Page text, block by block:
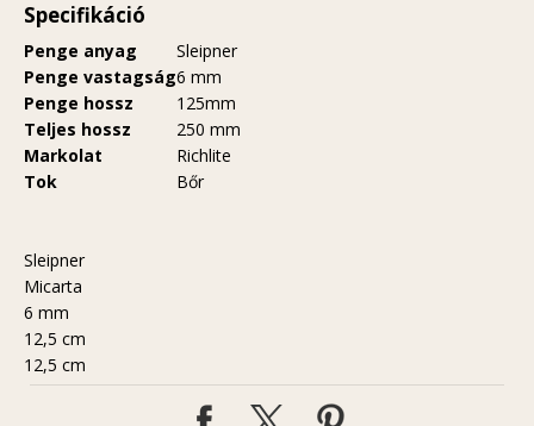
Specifikáció
Penge anyag
Sleipner
Penge vastagság6 mm
Penge hossz
125mm
Teljes hossz
250 mm
Markolat
Richlite
Tok
Bőr
Sleipner
Micarta
6 mm
12,5 cm
12,5 cm